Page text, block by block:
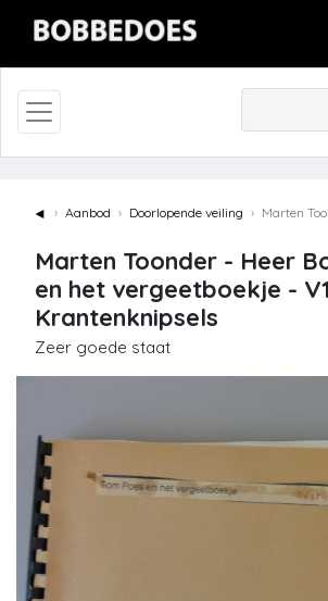
◄ Aanbod Doorlopende veiling Marten Toonder - Heer
Marten Toonder - Heer
en het vergeetboekje -
Krantenknipsels
Zeer goede staat